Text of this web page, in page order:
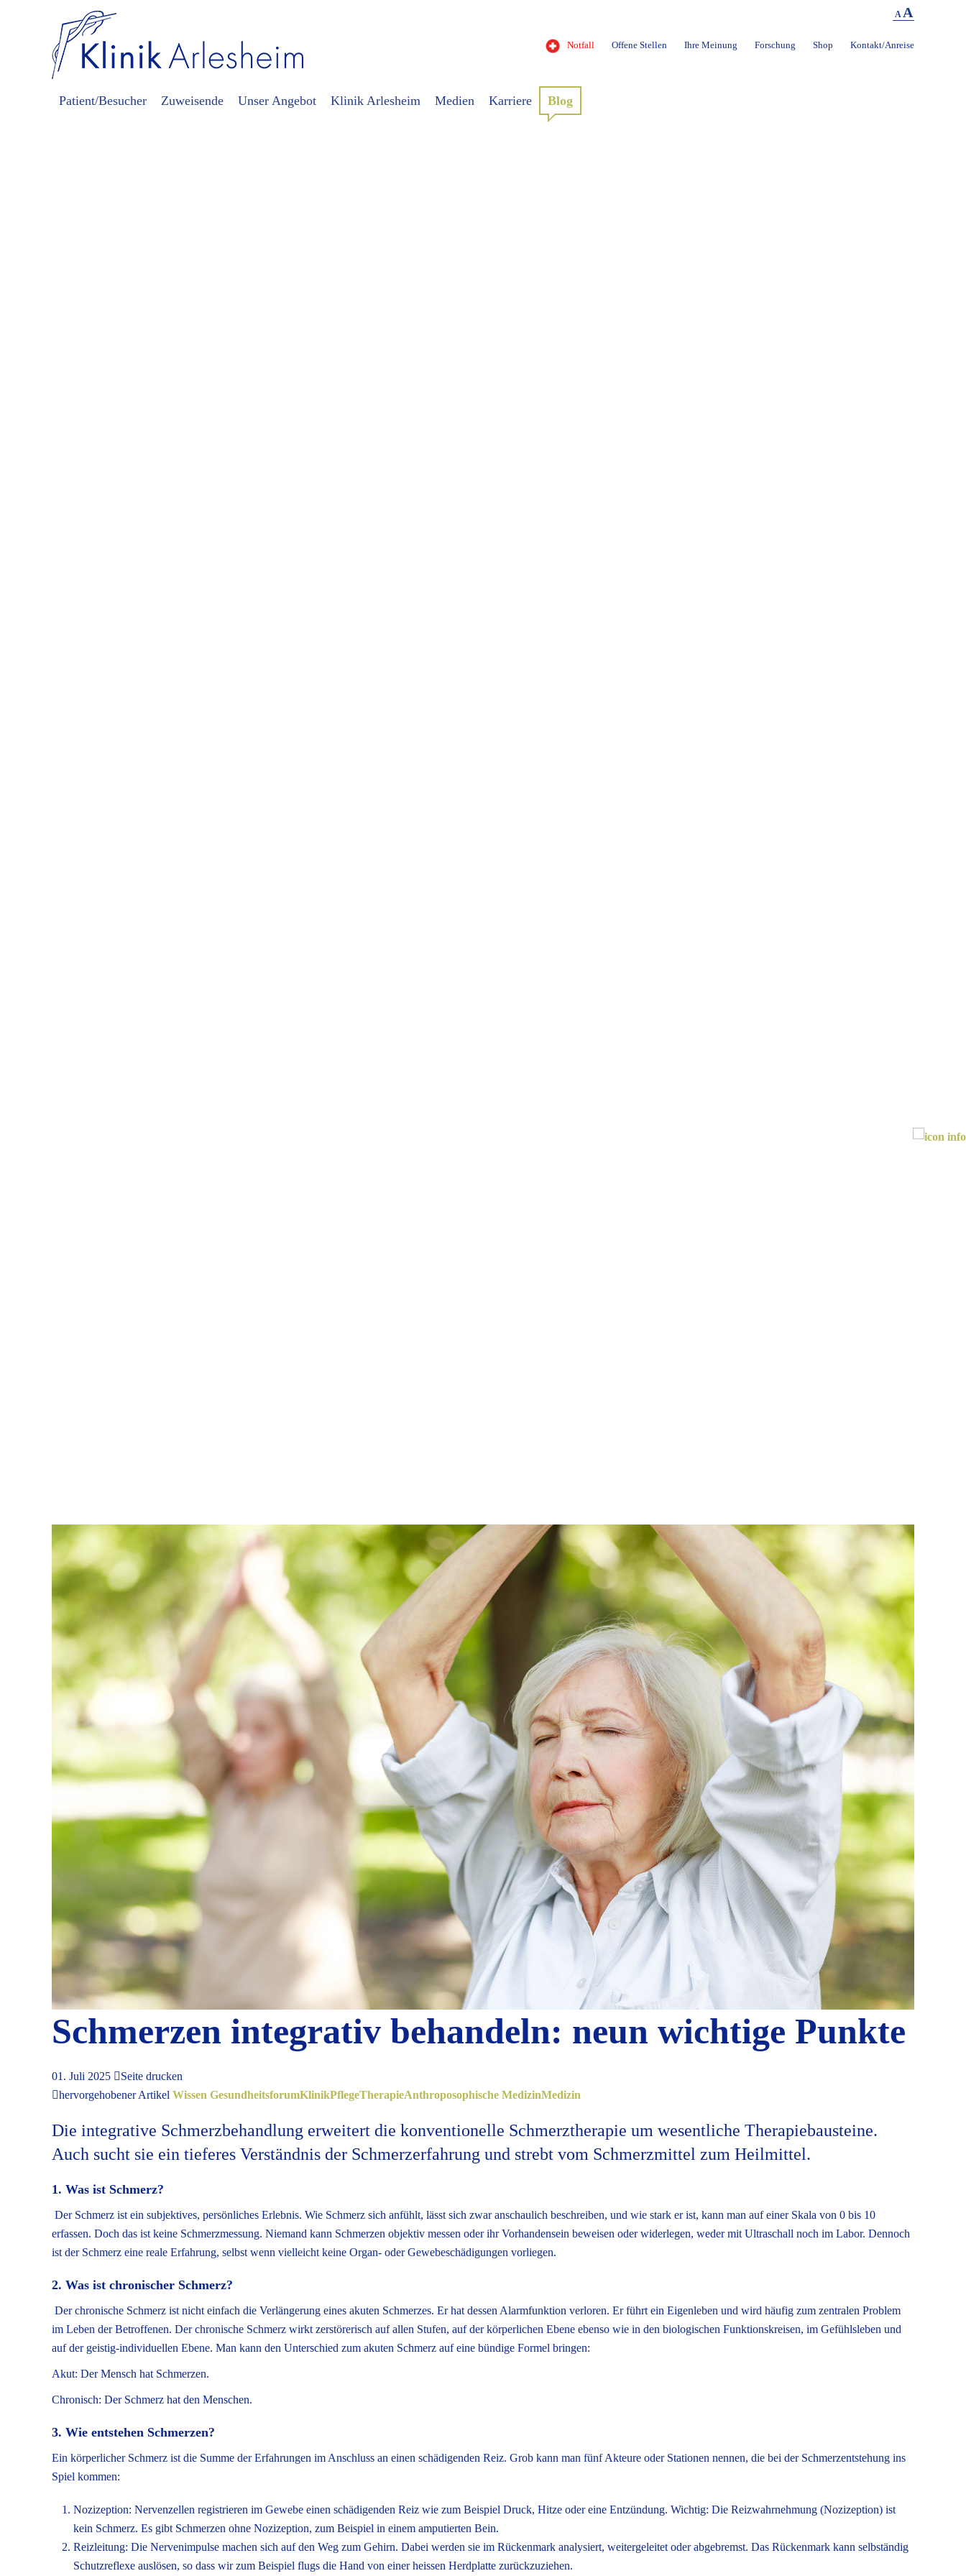
A A
Notfall Offene Stellen Ihre Meinung Forschung Shop Kontakt/Anreise
Patient/Besucher Zuweisende Unser Angebot Klinik Arlesheim Medien Karriere Blog
Schmerzen integrativ behandeln: neun wichtige Punkte
01. Juli 2025
Seite drucken
hervorgehobener Artikel Wissen GesundheitsforumKlinikPflegeTherapieAnthroposophische MedizinMedizin
Die integrative Schmerzbehandlung erweitert die konventionelle Schmerztherapie um wesentliche Therapiebausteine.
Auch sucht sie ein tieferes Verständnis der Schmerzerfahrung und strebt vom Schmerzmittel zum Heilmittel.
1. Was ist Schmerz?
Der Schmerz ist ein subjektives, persönliches Erlebnis. Wie Schmerz sich anfühlt, lässt sich zwar anschaulich beschreiben, und wie stark er ist, kann man auf einer Skala von 0 bis 10
erfassen. Doch das ist keine Schmerzmessung. Niemand kann Schmerzen objektiv messen oder ihr Vorhandensein beweisen oder widerlegen, weder mit Ultraschall noch im Labor. Dennoch
ist der Schmerz eine reale Erfahrung, selbst wenn vielleicht keine Organ- oder Gewebeschädigungen vorliegen.
2. Was ist chronischer Schmerz?
Der chronische Schmerz ist nicht einfach die Verlängerung eines akuten Schmerzes. Er hat dessen Alarmfunktion verloren. Er führt ein Eigenleben und wird häufig zum zentralen Problem
im Leben der Betroffenen. Der chronische Schmerz wirkt zerstörerisch auf allen Stufen, auf der körperlichen Ebene ebenso wie in den biologischen Funktionskreisen, im Gefühlsleben und
auf der geistig-individuellen Ebene. Man kann den Unterschied zum akuten Schmerz auf eine bündige Formel bringen:
Akut: Der Mensch hat Schmerzen.
Chronisch: Der Schmerz hat den Menschen.
3. Wie entstehen Schmerzen?
Ein körperlicher Schmerz ist die Summe der Erfahrungen im Anschluss an einen schädigenden Reiz. Grob kann man fünf Akteure oder Stationen nennen, die bei der Schmerzentstehung ins
Spiel kommen:
Nozizeption: Nervenzellen registrieren im Gewebe einen schädigenden Reiz wie zum Beispiel Druck, Hitze oder eine Entzündung. Wichtig: Die Reizwahrnehmung (Nozizeption) ist
kein Schmerz. Es gibt Schmerzen ohne Nozizeption, zum Beispiel in einem amputierten Bein.
Reizleitung: Die Nervenimpulse machen sich auf den Weg zum Gehirn. Dabei werden sie im Rückenmark analysiert, weitergeleitet oder abgebremst. Das Rückenmark kann selbständig
Schutzreflexe auslösen, so dass wir zum Beispiel flugs die Hand von einer heissen Herdplatte zurückzuziehen.